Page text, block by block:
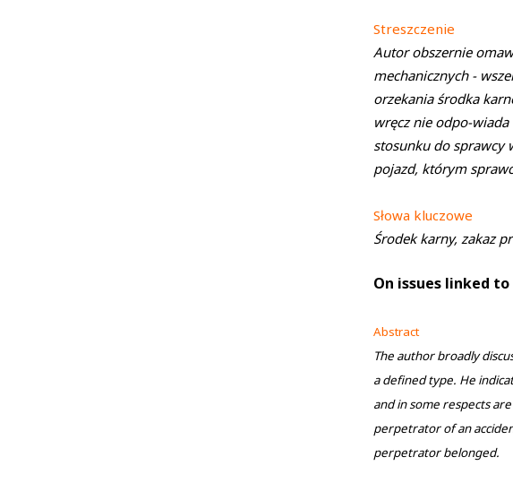
Streszczenie
Autor obszernie
mechanicznych -
orzekania środka
wręcz nie odpo-
stosunku do sprawcy
pojazd, którym
Słowa kluczowe
Środek karny, zakaz
On issues linked
Abstract
The author broadly
a defined type. He
and in some respects
perpetrator of an
perpetrator belonged.